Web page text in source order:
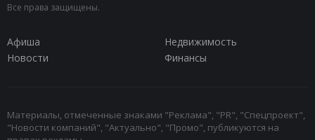
Все права защищены.
Афиша
Недвижимость
Новости
Финансы
Материалы, отмеченные знаками "Реклама", "PR", "Спецпроект",
"Новости компаний", "Актуально", "Промо", публикуются на